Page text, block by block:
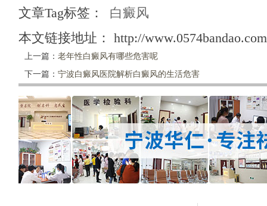
文章Tag标签：
白癜风
本文链接地址： http://
上一篇： 老年性白癜风有哪些危害呢
下一篇： 宁波白癜风医院解析白癜风的生活危害